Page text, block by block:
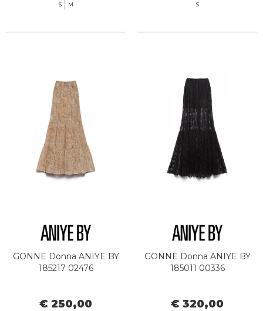
S M S
GONNE Donna ANIYE BY
185217 02476
€ 250,00
GONNE Donna ANIYE BY
185011 00336
€ 320,00